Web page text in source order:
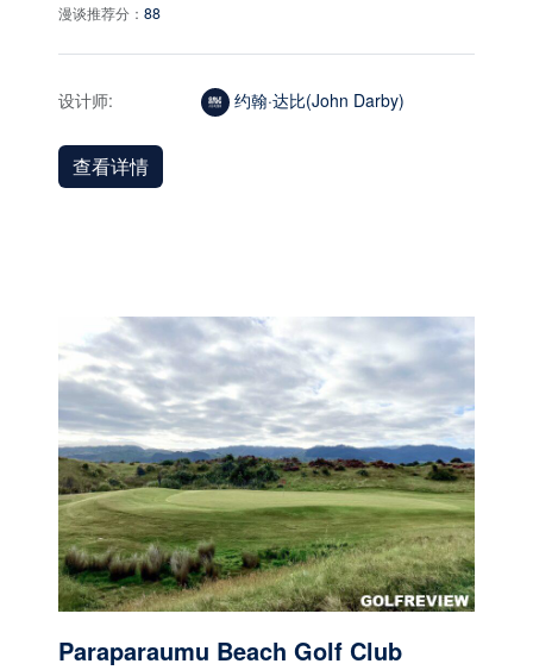
漫谈推荐分： 88
设计师: 约翰·达比(John Darby)
查看详情
Paraparaumu Beach Golf Club